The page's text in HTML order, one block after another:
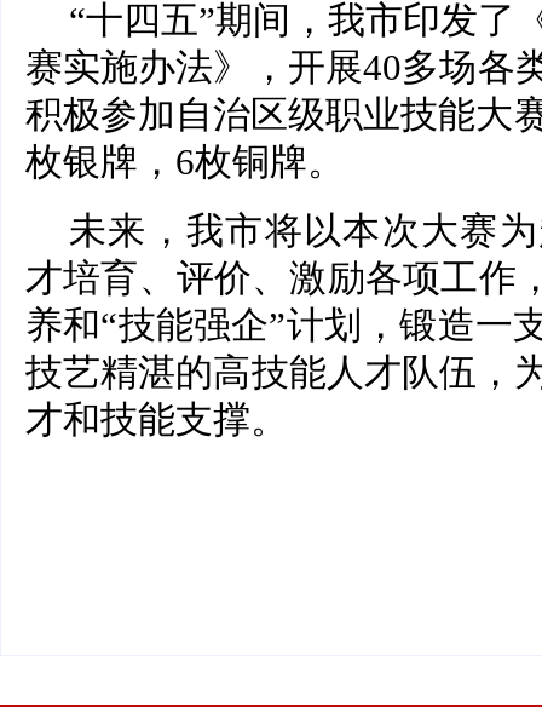
“十四五”期间，我市印发了
赛实施办法》，开展40多场各
积极参加自治区级职业技能大
枚银牌，6枚铜牌。
未来，我市将以本次大赛
才培育、评价、激励各项工作
养和“技能强企”计划，锻造一
技艺精湛的高技能人才队伍，
才和技能支撑。